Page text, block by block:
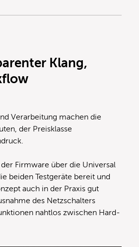
Klang,
Verarbeitung machen die
der Preisklasse
Firmware über die Universal
beiden Testgeräte bereit und
auch in der Praxis gut
des Netzschalters
nahtlos zwischen Hard-